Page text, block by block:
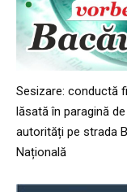
Sesizare: conductă
lăsată în paragină de
autorități pe strada
Națională